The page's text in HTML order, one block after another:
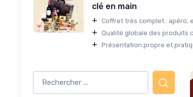
clé en main
+ Coffret très complet : apéro,
+ Qualité globale des produits
+ Présentation propre et